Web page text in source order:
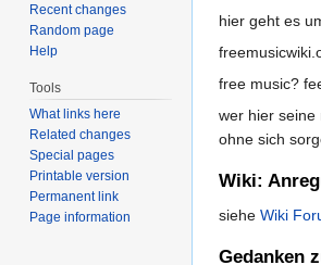
hier geht es
free music?
wer hier seine
ohne sich
Wiki:
siehe Wiki
Gedanken
Recent changes
Random page
Help
Tools
What links here
Related changes
Special pages
Printable version
Permanent link
Page information